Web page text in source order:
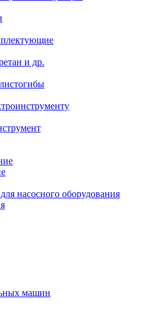
и др.
насосного оборудования
машин